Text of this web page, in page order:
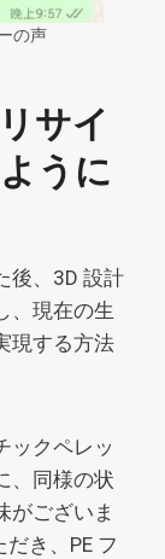
の声
サイ
うに
後、3D 設計
、現在の生
現する方法
ックペレッ
、同様の状
がございま
き、PE フ